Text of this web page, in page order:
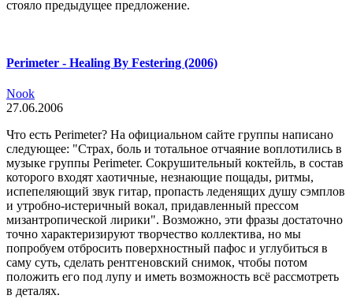
стояло предыдущее предложение.
Perimeter - Healing By Festering (2006)
Nook
27.06.2006
Что есть Perimeter? На официальном сайте группы написано
следующее: "Страх, боль и тотальное отчаяние воплотились в
музыке группы Perimeter. Сокрушительный коктейль, в состав
которого входят хаотичные, незнающие пощады, ритмы,
испепеляющий звук гитар, пропасть леденящих душу сэмплов
и утробно-истеричный вокал, придавленный прессом
мизантропической лирики". Возможно, эти фразы достаточно
точно характеризируют творчество коллектива, но мы
попробуем отбросить поверхностный пафос и углубиться в
саму суть, сделать рентгеновский снимок, чтобы потом
положить его под лупу и иметь возможность всё рассмотреть
в деталях.